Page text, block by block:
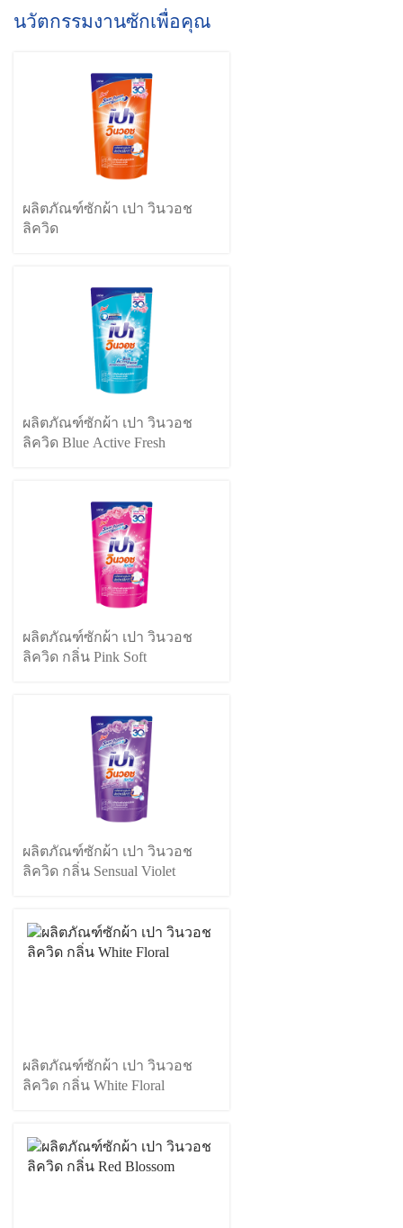
นวัตกรรมงานซักเพื่อคุณ
ผลิตภัณฑ์ซักผ้า เปา วินวอช
ลิควิด
ผลิตภัณฑ์ซักผ้า เปา วินวอช
ลิควิด Blue Active Fresh
ผลิตภัณฑ์ซักผ้า เปา วินวอช
ลิควิด กลิ่น Pink Soft
ผลิตภัณฑ์ซักผ้า เปา วินวอช
ลิควิด กลิ่น Sensual Violet
ผลิตภัณฑ์ซักผ้า เปา วินวอช
ลิควิด กลิ่น White Floral